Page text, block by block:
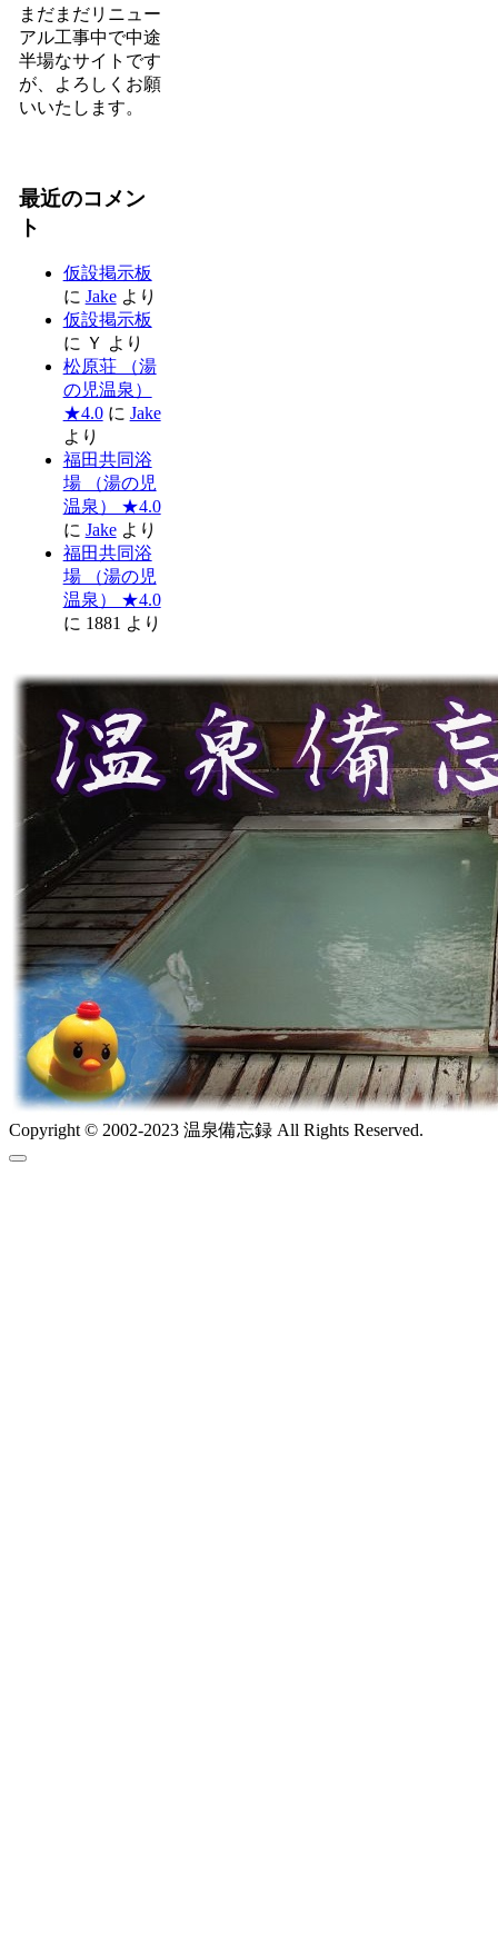
まだまだリニュー
アル工事中で中途
半場なサイトです
が、よろしくお願
いいたします。
最近のコメン
ト
仮設掲示板
に Jakeより
仮設掲示板
に Ｙ より
松原荘 （湯
の児温泉）
★4.0に Jake
より
福田共同浴
場 （湯の児
温泉） ★4.0
に Jakeより
福田共同浴
場 （湯の児
温泉） ★4.0
に 1881 より
Copyright © 2002-2023 温泉備忘録 All Rights Reserved.